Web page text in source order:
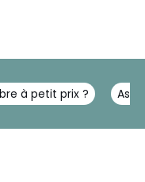
à petit prix ?